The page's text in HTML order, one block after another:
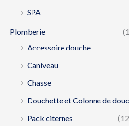
SPA
Plomberie
Accessoire douche
Caniveau
Chasse
Douchette et Colonne de
Pack citernes